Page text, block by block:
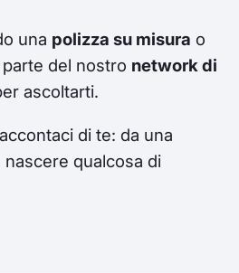
una polizza su misura o
del nostro network di
ascoltarti.
di te: da una
qualcosa di